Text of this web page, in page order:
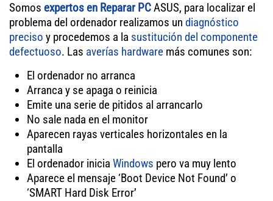
Somos expertos en Reparar PCASUS, para localizar el
problema del ordenador realizamos un diagnóstico
preciso y procedemos a la sustitución del componente
defectuoso. Las averías hardware más comunes son:
El ordenador no arranca
Arranca y se apaga o reinicia
Emite una serie de pitidos al arrancarlo
No sale nada en el monitor
Aparecen rayas verticales horizontales en la
pantalla
El ordenador inicia Windows pero va muy lento
Aparece el mensaje ‘Boot Device Not Found’ o
‘SMART Hard Disk Error’